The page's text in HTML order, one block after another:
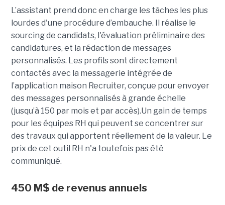
L’assistant prend donc en charge les tâches les plus
lourdes d'une procédure d’embauche. Il réalise le
sourcing de candidats, l'évaluation préliminaire des
candidatures, et la rédaction de messages
personnalisés. Les profils sont directement
contactés avec la messagerie intégrée de
l’application maison Recruiter, conçue pour envoyer
des messages personnalisés à grande échelle
(jusqu’à 150 par mois et par accès).Un gain de temps
pour les équipes RH qui peuvent se concentrer sur
des travaux qui apportent réellement de la valeur. Le
prix de cet outil RH n'a toutefois pas été
communiqué.
450 M$ de revenus annuels